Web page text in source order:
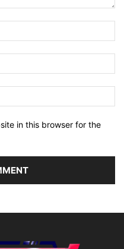
in this browser for the